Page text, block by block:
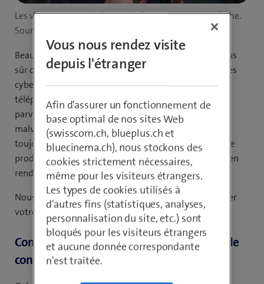
de
Les virus peuvent également infecter votre smartphone.
Source de l’image: Adobe Stock
Beaucoup pensent que leur téléphone portable est plus
sûr que leur ordinateur. Cependant, ce n’est pas vrai. Les
cybercriminels s’attaquent depuis longtemps aux
téléphones portables. Grâce à des attaques ciblées, ils
parviennent régulièrement à installer des logiciels
malveillants sur les appareils mobiles. Il ne s’agit pas
toujours de SMS frauduleux (smishing). Parfois, cela se
produit discrètement en arrière-plan et vous ne vous en
rendez compte que lorsqu’il est trop tard.
Nous vous présentons quelques conseils pour protéger
votre téléphone portable.
Comment protéger mon téléphone portable
contre les virus ?
Vous nous rendez visite
depuis l'étranger
Afin d'assurer un fonctionnement de
base optimal de nos sites Web
(swisscom.ch, blueplus.ch et
bluecinema.ch), nous stockons des
cookies strictement nécessaires,
même pour les visiteurs étrangers.
Les types de cookies utilisés à
d'autres fins (statistiques, analyses,
personnalisation du site, etc.) sont
bloqués pour les visiteurs étrangers
et aucune donnée correspondante
n'est traitée.